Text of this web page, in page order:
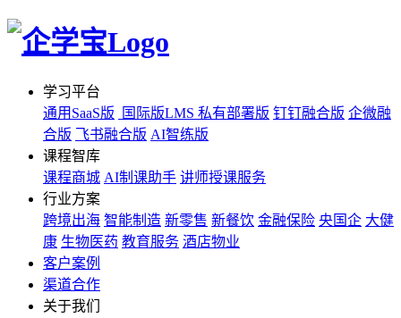
学习平台
通用SaaS版
国际版LMS 私有部署版 钉钉融合版 企微融
合版 飞书融合版 AI智练版
课程智库
课程商城 AI制课助手 讲师授课服务
行业方案
跨境出海 智能制造 新零售 新餐饮 金融保险 央国企 大健
康 生物医药 教育服务 酒店物业
客户案例
渠道合作
关于我们